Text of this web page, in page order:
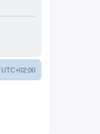
UTC+02:00